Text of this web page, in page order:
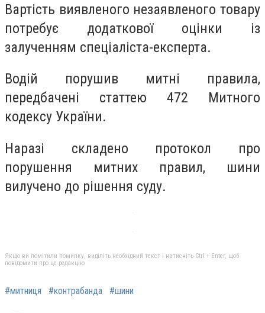
Вартість виявленого незаявленого товару
потребує додаткової оцінки із
залученням спеціаліста-експерта.
Водій порушив митні правила,
передбачені статтею 472 Митного
кодексу України.
Наразі складено протокол про
порушення митних правил, шини
вилучено до рішення суду.
Якщо ви помітили помилку, виділіть необхідний текст і натисніть Ctrl + Enter, щоб
повідомити про це редакцію
#митниця #контрабанда #шини